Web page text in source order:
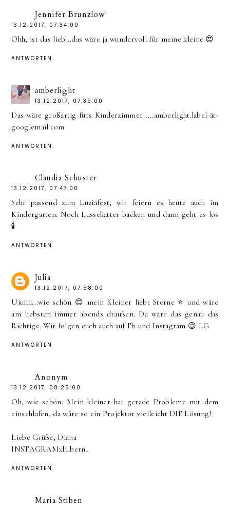
Jennifer Brunzlow
13.12.2017, 07:34:00
Ohh, ist das lieb ..das wäre ja wundervoll für meine kleine 😍
ANTWORTEN
amberlight
13.12.2017, 07:39:00
Das wäre großartig fürs Kinderzimmer ....amberlight.label-ät-
googlemail.com
ANTWORTEN
Claudia Schuster
13.12.2017, 07:47:00
Sehr passend zum Luziafest, wir feiern es heute auch im
Kindergarten. Noch Lussekatter backen und dann geht es los
🕯
ANTWORTEN
Julia
13.12.2017, 07:58:00
Uiuiui...wie schön 😊 mein Kleiner liebt Sterne ⭐ und wäre
am liebsten immer abends draußen. Da wäre das genau das
Richtige. Wir folgen euch auch auf Fb und Instagram 😊 LG
ANTWORTEN
Anonym
13.12.2017, 08:25:00
Oh, wie schön. Mein kleiner hat gerade Probleme mit dem
einschlafen, da wäre so ein Projektor vielleicht DIE Lösung!
Liebe Grüße, Diana
INSTAGRAM:di_bern_
ANTWORTEN
Maria Stiben